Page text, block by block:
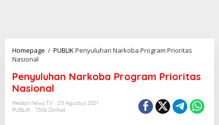
Homepage / PUBLIKPenyuluhan Narkoba Program Prioritas
Nasional
Penyuluhan Narkoba Program Prioritas
Nasional
Medan News TV
25 Agustus 2021
PUBLIK
1506 Dilihat